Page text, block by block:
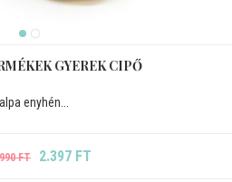
GYEREK CIPŐ
enyhén...
FT 2.397 FT